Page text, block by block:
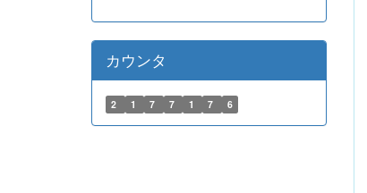
カウンタ
2 1 7 7 1 7 6